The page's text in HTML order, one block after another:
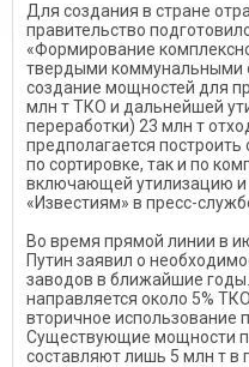
Для создания в стране
правительство
«Формирование
твердыми коммунальными
создание мощностей для
млн т ТКО и дальнейшей
переработки) 23 млн т
предполагается
по сортировке, так и по
включающей утилизацию
«Известиям» в пресс-
Во время прямой линии в
Путин заявил о
заводов в ближайшие
направляется около 5%
вторичное использование
Существующие мощности
составляют лишь 5 млн т в